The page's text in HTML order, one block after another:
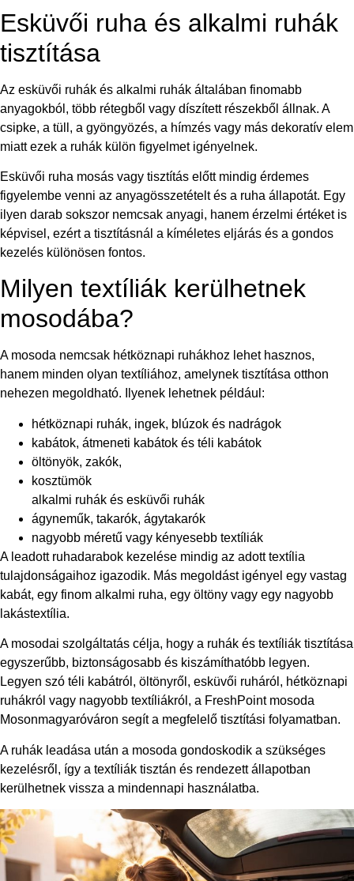
Esküvői ruha és alkalmi ruhák
tisztítása
Az esküvői ruhák és alkalmi ruhák általában finomabb
anyagokból, több rétegből vagy díszített részekből állnak. A
csipke, a tüll, a gyöngyözés, a hímzés vagy más dekoratív elem
miatt ezek a ruhák külön figyelmet igényelnek.
Esküvői ruha mosás vagy tisztítás előtt mindig érdemes
figyelembe venni az anyagösszetételt és a ruha állapotát. Egy
ilyen darab sokszor nemcsak anyagi, hanem érzelmi értéket is
képvisel, ezért a tisztításnál a kíméletes eljárás és a gondos
kezelés különösen fontos.
Milyen textíliák kerülhetnek
mosodába?
A mosoda nemcsak hétköznapi ruhákhoz lehet hasznos,
hanem minden olyan textíliához, amelynek tisztítása otthon
nehezen megoldható. Ilyenek lehetnek például:
hétköznapi ruhák, ingek, blúzok és nadrágok
kabátok, átmeneti kabátok és téli kabátok
öltönyök, zakók,
kosztümök
alkalmi ruhák és esküvői ruhák
ágyneműk, takarók, ágytakarók
nagyobb méretű vagy kényesebb textíliák
A leadott ruhadarabok kezelése mindig az adott textília
tulajdonságaihoz igazodik. Más megoldást igényel egy vastag
kabát, egy finom alkalmi ruha, egy öltöny vagy egy nagyobb
lakástextília.
A mosodai szolgáltatás célja, hogy a ruhák és textíliák tisztítása
egyszerűbb, biztonságosabb és kiszámíthatóbb legyen.
Legyen szó téli kabátról, öltönyről, esküvői ruháról, hétköznapi
ruhákról vagy nagyobb textíliákról, a FreshPoint mosoda
Mosonmagyaróváron segít a megfelelő tisztítási folyamatban.
A ruhák leadása után a mosoda gondoskodik a szükséges
kezelésről, így a textíliák tisztán és rendezett állapotban
kerülhetnek vissza a mindennapi használatba.